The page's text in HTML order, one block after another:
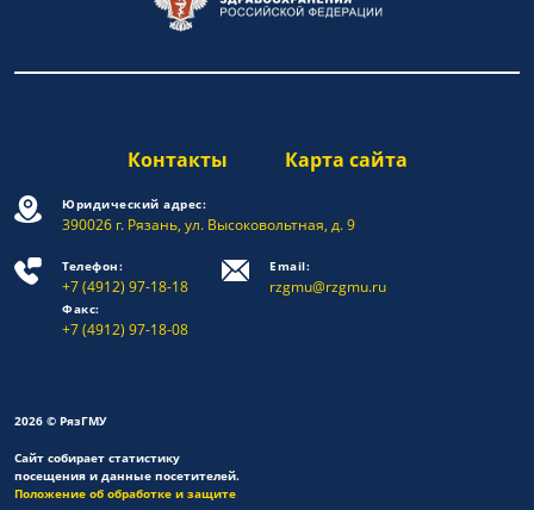
Контакты Карта сайта
Юридический адрес:
390026 г. Рязань, ул. Высоковольтная, д. 9
Телефон:
+7 (4912) 97-18-18
Факс:
+7 (4912) 97-18-08
Email:
rzgmu@rzgmu.ru
2026 © РязГМУ
Сайт собирает статистику
посещения и данные посетителей.
Положение об обработке и защите